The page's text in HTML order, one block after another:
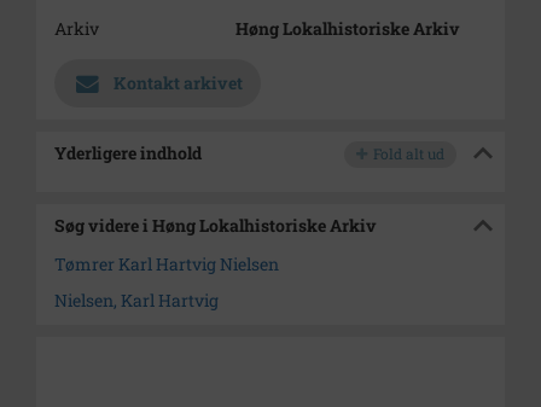
Arkiv
Høng Lokalhistoriske Arkiv
Kontakt arkivet
Yderligere indhold Fold alt ud
Søg videre i Høng Lokalhistoriske Arkiv
Tømrer Karl Hartvig Nielsen
Nielsen, Karl Hartvig